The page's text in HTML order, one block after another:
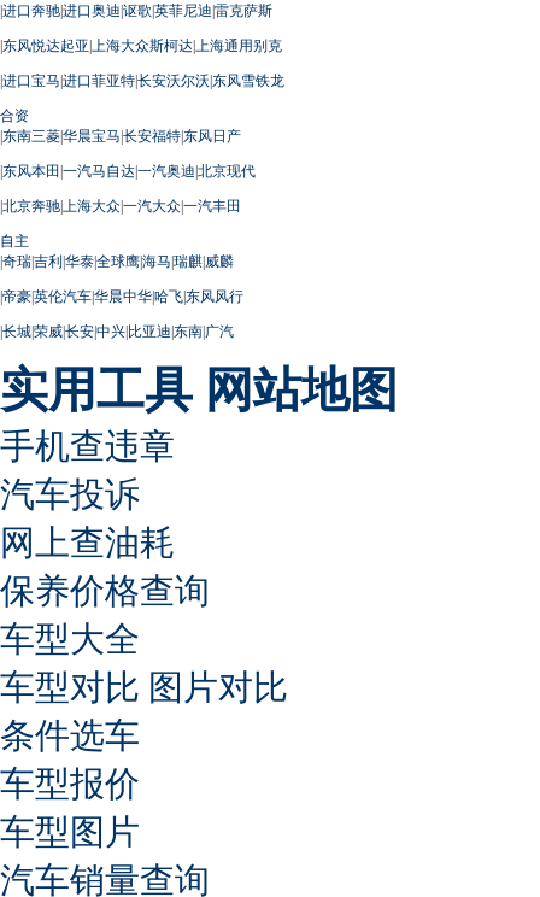
|进口奔驰|进口奥迪|讴歌|英菲尼迪|雷克萨斯
|东风悦达起亚| 上海大众斯柯达| 上海通用别克
|进口宝马|进口菲亚特|长安沃尔沃|东风雪铁龙
合资
|东南三菱|华晨宝马|长安福特|东风日产
|东风本田 |一汽马自达|一汽奥迪|北京现代
|北京奔驰| 上海大众|一汽大众|一汽丰田
自主
|奇瑞|吉利|华泰|全球鹰|海马|瑞麒|威麟
|帝豪|英伦汽车|华晨中华|哈飞|东风风行
|长城|荣威|长安|中兴|比亚迪|东南|广汽
实用工具 网站地图
手机查违章
汽车投诉
网上查油耗
保养价格查询
车型大全
车型对比 图片对比
条件选车
车型报价
车型图片
汽车销量查询